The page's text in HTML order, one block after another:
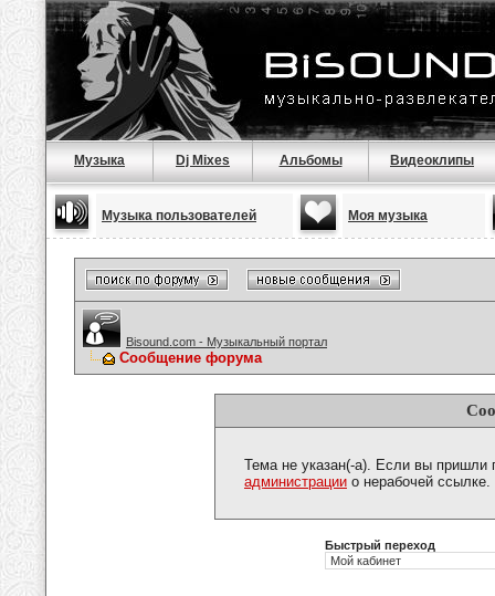
Музыка Dj Mixes Альбомы Видеоклипы
Музыка пользователей Моя музыка
Bisound.com - Музыкальный портал
Сообщение форума
Тема не указан(-а). Если вы пришли
администрации о нерабочей ссылке.
Быстрый переход